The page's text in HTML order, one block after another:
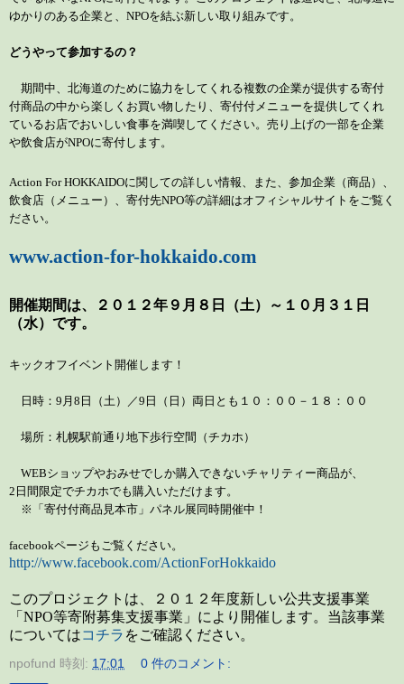
ゆかりのある企業と、 NPOを結ぶ新しい取り組みです。
どうやって参加するの？
期間中、北海道のために協力をしてくれる複数の企業が提供する寄付
付商品の中から楽しくお買い物したり、寄付付メニューを提供してくれ
ているお店でおいしい食事を満喫してください。売り上げの一部を企業
や飲食店がNPOに寄付します。
Action For HOKKAIDOに関しての詳しい情報、また、参加企業（商品）、
飲食店（メニュー）、寄付先NPO等の詳細はオフィシャルサイトをご覧く
ださい。
www.action-for-hokkaido.com
開催期間は、２０１２年９月８日（土）～１０月３１日
（水）です。
キックオフイベント開催します！
日時：9 月8 日（土）／9 日（日）両日とも１０：００－１８：００
場所：札幌駅前通り地下歩行空間（チカホ）
WEBショップやおみせでしか購入できないチャリティー商品が、
2 日間限定でチカホでも購入いただけます。
※「寄付付商品見本市」パネル展同時開催中！
facebookページもご覧ください。
http://www.facebook.com/ActionForHokkaido
このプロジェクトは、２０１２年度新しい公共支援事業
「NPO等寄附募集支援事業」により開催します。当該事業
についてはコチラ をご確認ください。
npofund 時刻: 17:01 0 件のコメント: